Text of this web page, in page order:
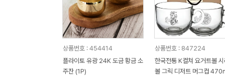
상품번호 : 454414
플라이토 유광 24K 도금 황금 소
주잔 (1P)
상품번호 : 847224
한국전통 K컬쳐 요거트볼
볼 그릭 디저트 머그컵